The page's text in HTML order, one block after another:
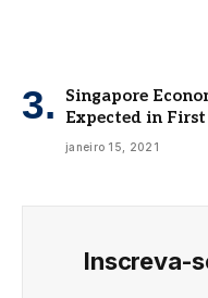
Singapore
Expected in
janeiro 15, 2021
Inscreva-